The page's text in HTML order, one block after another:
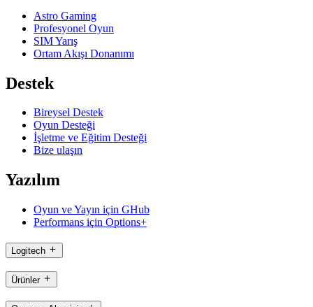
Astro Gaming
Profesyonel Oyun
SIM Yarış
Ortam Akışı Donanımı
Destek
Bireysel Destek
Oyun Desteği
İşletme ve Eğitim Desteği
Bize ulaşın
Yazılım
Oyun ve Yayın için GHub
Performans için Options+
Logitech
Ürünler